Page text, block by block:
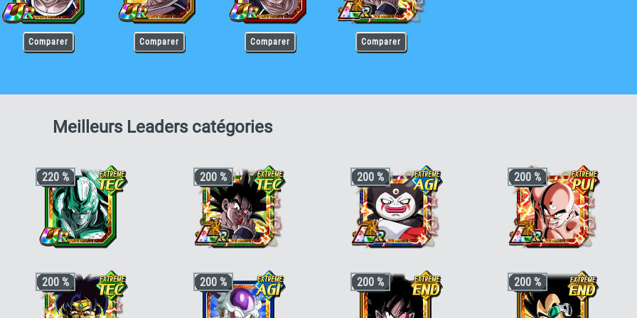
Comparer Comparer Comparer Comparer
Meilleurs Leaders catégoriespour Thalès [AGI]
220 %
+3 ki, +200% HP & +170% ATT/DEF
pour la catégorie"Terrifiants
conquérants"ou
"Absorption de
puissance", +50% stats bonus si aussi
200 %
+3 ki, +200% stats pour la catégorie
"Guerriers Galactiques"ou"Guerrier
inférieur"
200 %
+3 ki, +200% stats pour la catégorie
"Pouvoir démoniaque"ou"Terrifiants
conquérants"
200 %
+3 ki, +200% stats pour la catégorie
"Dernier atout"ou"Terrien"
200 % 200 % 200 % 200 %